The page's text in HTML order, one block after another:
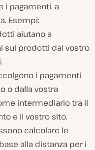
i pagamenti, a
Esempi:
aiutano a
sui prodotti dal vostro
i pagamenti
o dalla vostra
intermediario tra il
e il vostro sito.
calcolare le
alla distanza per i